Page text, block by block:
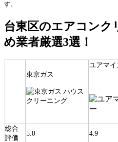
す。
台東区のエアコンク
め業者厳選3選！
東京ガス
ユアマイ
総合
評価
5.0 4.9